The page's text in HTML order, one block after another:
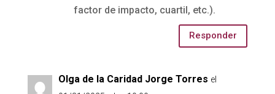
factor de impacto, cuartil, etc.).
Responder
Olga de la Caridad Jorge Torres el